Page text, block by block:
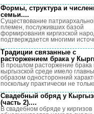
Формы, структура и
семьи....
Существование
племен, послуживших базой
формирования киргизской
подтверждается многими
Традиции связанные с
расторжением брака у
В прошлом расторжение брака
кыргызской среде имело
образом односторонний
поскольку практически не только
Свадебный обряд у
(часть 2)....
В свадебном обряде у киргизов